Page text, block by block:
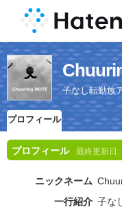
子なし転勤族
プロフィール
プロフィール 最終更新日:
ニックネーム
一行紹介 子な